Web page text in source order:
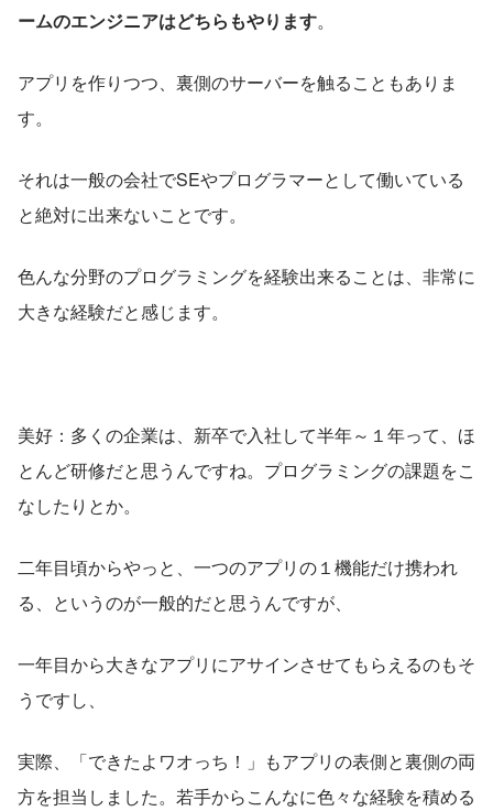
ームのエンジニアはどちらもやります。
アプリを作りつつ、裏側のサーバーを触ることもありま
す。
それは一般の会社でSEやプログラマーとして働いている
と絶対に出来ないことです。
色んな分野のプログラミングを経験出来ることは、非常に
大きな経験だと感じます。
美好：多くの企業は、新卒で入社して半年～１年って、ほ
とんど研修だと思うんですね。プログラミングの課題をこ
なしたりとか。
二年目頃からやっと、一つのアプリの１機能だけ携われ
る、というのが一般的だと思うんですが、
一年目から大きなアプリにアサインさせてもらえるのもそ
うですし、
実際、「できたよワオっち！」もアプリの表側と裏側の両
方を担当しました。若手からこんなに色々な経験を積める